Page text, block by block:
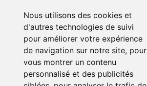
Nous utilisons des cookies et
d'autres technologies de suivi
pour améliorer votre expérience
de navigation sur notre site, pour
vous montrer un contenu
personnalisé et des publicités
8.00 € 0
Jeu de société "C'est pas Sorcier Écologie", état neuf
Ajouter au lot